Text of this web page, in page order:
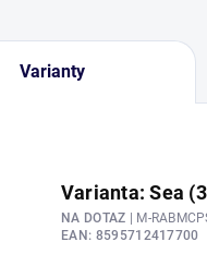
Varianty
Varianta: Sea
NA DOTAZ
| M-
EAN: 8595712417700